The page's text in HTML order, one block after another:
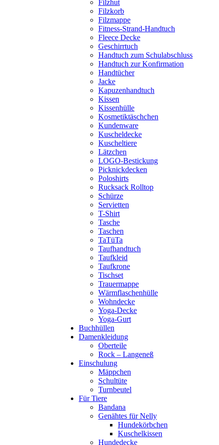
Filzhut
Filzkorb
Filzmappe
Fitness-Strand-Handtuch
Fleece Decke
Geschirrtuch
Handtuch zum Schulabschluss
Handtuch zur Konfirmation
Handtücher
Jacke
Kapuzenhandtuch
Kissen
Kissenhülle
Kosmetiktäschchen
Kundenware
Kuscheldecke
Kuscheltiere
Lätzchen
LOGO-Bestickung
Picknickdecken
Poloshirts
Rucksack Rolltop
Schürze
Servietten
T-Shirt
Tasche
Taschen
TaTüTa
Taufhandtuch
Taufkleid
Taufkrone
Tischset
Trauermappe
Wärmflaschenhülle
Wohndecke
Yoga-Decke
Yoga-Gurt
Buchhüllen
Damenkleidung
Oberteile
Rock – Langeneß
Einschulung
Mäppchen
Schultüte
Turnbeutel
Für Tiere
Bandana
Genähtes für Nelly
Hundekörbchen
Kuschelkissen
Hundedecke